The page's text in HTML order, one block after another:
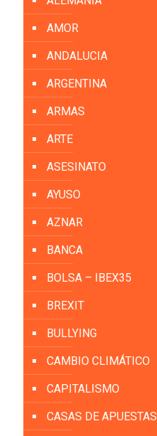
AMOR
ANDALUCIA
ARGENTINA
ARMAS
ARTE
ASESINATO
AYUSO
AZNAR
BANCA
BOLSA – IBEX35
BREXIT
BULLYING
CAMBIO CLIMÁTICO
CAPITALISMO
CASAS DE APUESTAS